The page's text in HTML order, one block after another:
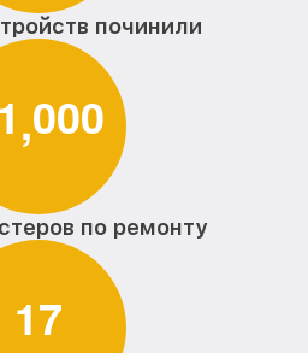
починили
1,000
по ремонту
17